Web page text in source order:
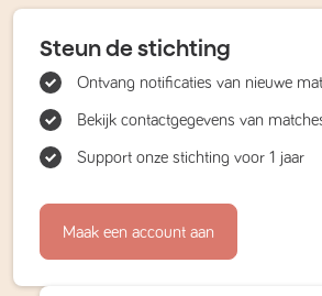
Steun de stichting
Ontvang notificaties van nieuwe
Bekijk contactgegevens van
Support onze stichting voor 1 jaar
Maak een account aan